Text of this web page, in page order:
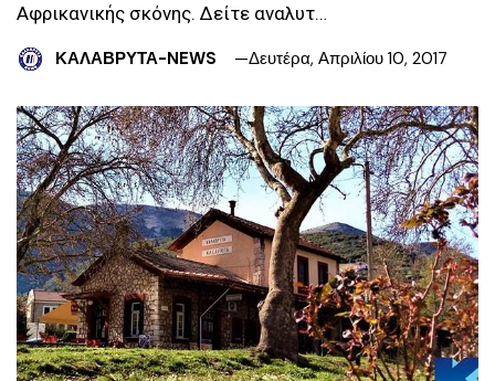
Αφρικανικής σκόνης. Δείτε αναλυτ…
ΚΑΛΑΒΡΥΤΑ-NEWS Δευτέρα, Απριλίου 10, 2017